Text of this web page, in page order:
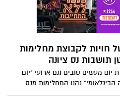
ברשתות החברתיות - אין עליה
ושריר הלב במחלימים מקורונה.
חויות לקבוצת מחלימות
תושבות נס ציונה
יום מעשים טובים וגם ארועי "יום
הבינלאומי" נהנו המחלימות מנס
ארועים יוצאי דופן לכבודן. גם